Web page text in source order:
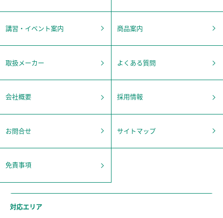
講習・イベント案内 商品案内
取扱メーカー よくある質問
会社概要 採用情報
お問合せ サイトマップ
免責事項
対応エリア